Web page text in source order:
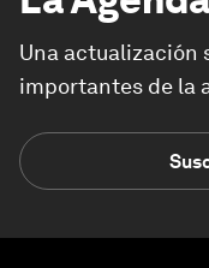
Una actualización
importantes de la